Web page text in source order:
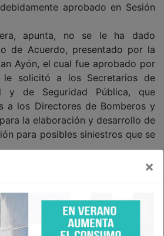
×
aprobado en Sesión
apunta, no se le ha dado
de Acuerdo, presentado por la
Ayón, el cual fue aprobado por
le solicitó a los Secretarios de
y de Seguridad Pública, que
a los Directores de Bomberos y
la elaboración y desarrollo de
para posibles siniestros que se
el niño, tapamos el pozo”.
presentó un Punto de Acuerdo,
para institucionalizar el color